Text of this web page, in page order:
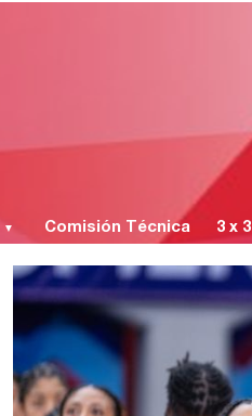
▼ Comisión Técnica 3 x 3